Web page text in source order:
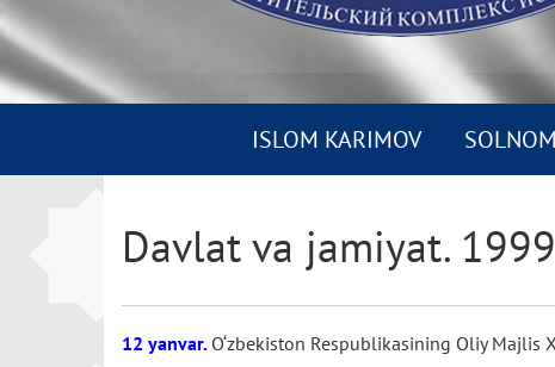
ISLOM KARIMOV
Davlat va jamiyat.
12 yanvar. O‘zbekiston Respublikasining Oliy